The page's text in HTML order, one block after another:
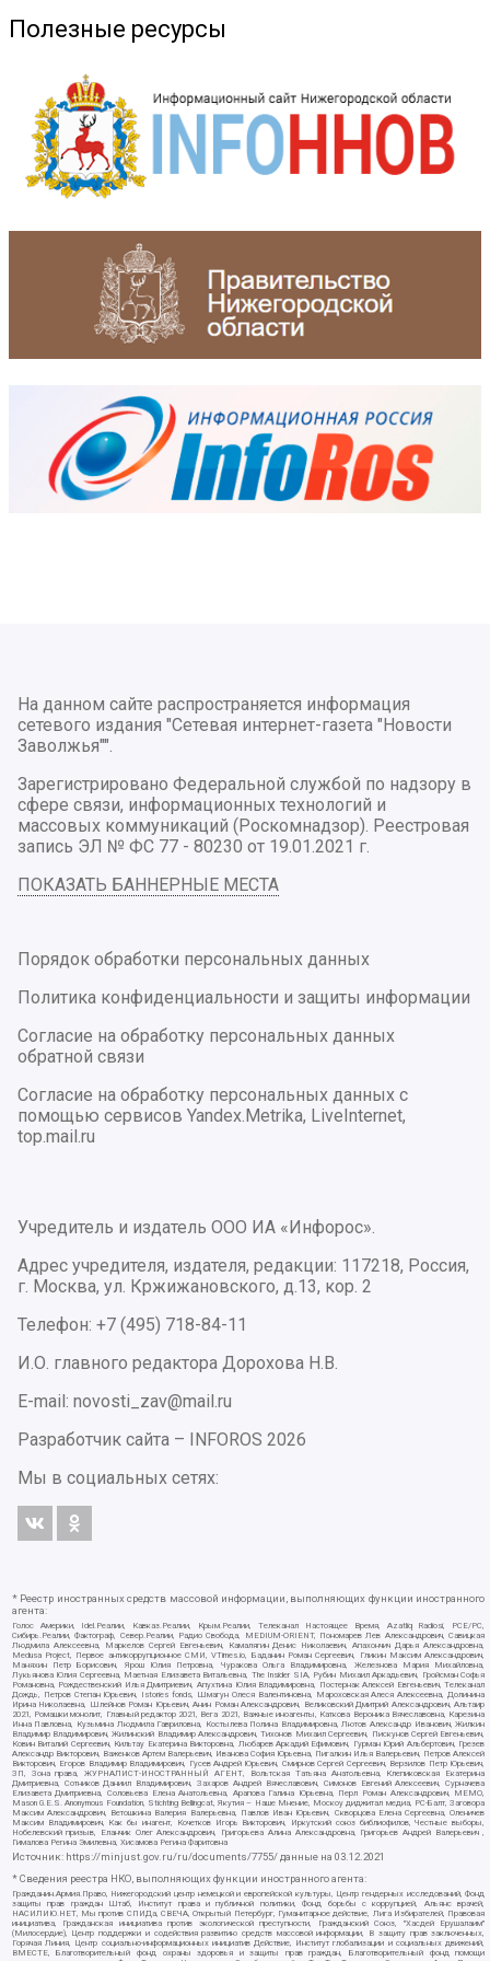
Полезные ресурсы
На данном сайте распространяется информация
сетевого издания "Сетевая интернет-газета "Новости
Заволжья"".
Зарегистрировано Федеральной службой по надзору в
сфере связи, информационных технологий и
массовых коммуникаций (Роскомнадзор). Реестровая
запись ЭЛ № ФС 77 - 80230 от 19.01.2021 г.
ПОКАЗАТЬ БАННЕРНЫЕ МЕСТА
Порядок обработки персональных данных
Политика конфиденциальности и защиты информации
Согласие на обработку персональных данных
обратной связи
Согласие на обработку персональных данных с
помощью сервисов Yandex.Metrika, LiveInternet,
top.mail.ru
Учредитель и издатель ООО ИА «Инфорос».
Адрес учредителя, издателя, редакции: 117218, Россия,
г. Москва, ул. Кржижановского, д.13, кор. 2
Телефон: +7 (495) 718-84-11
И.О. главного редактора Дорохова Н.В.
E-mail: novosti_zav@mail.ru
Разработчик сайта –
INFOROS 2026
Мы в социальных сетях:
* Реестр иностранных средств массовой информации, выполняющих функции иностранного
агента:
Голос Америки, Idel.Реалии, Кавказ.Реалии, Крым.Реалии, Телеканал Настоящее Время, Azatliq Radiosi, PCE/PC,
Сибирь.Реалии, Фактограф, Север.Реалии, Радио Свобода, MEDIUM-ORIENT, Пономарев Лев Александрович, Савицкая
Людмила Алексеевна, Маркелов Сергей Евгеньевич, Камалягин Денис Николаевич, Апахончич Дарья Александровна,
Medusa Project, Первое антикоррупционное СМИ, VTimes.io, Баданин Роман Сергеевич, Гликин Максим Александрович,
Маняхин Петр Борисович, Ярош Юлия Петровна, Чуракова Ольга Владимировна, Железнова Мария Михайловна,
Лукьянова Юлия Сергеевна, Маетная Елизавета Витальевна, The Insider SIA, Рубин Михаил Аркадьевич, Гройсман Софья
Романовна, Рождественский Илья Дмитриевич, Апухтина Юлия Владимировна, Постернак Алексей Евгеньевич, Телеканал
Дождь, Петров Степан Юрьевич, Istories fonds, Шмагун Олеся Валентиновна, Мароховская Алеся Алексеевна, Долинина
Ирина Николаевна, Шлейнов Роман Юрьевич, Анин Роман Александрович, Великовский Дмитрий Александрович, Альтаир
2021, Ромашки монолит, Главный редактор 2021, Вега 2021, Важные иноагенты, Каткова Вероника Вячеславовна, Карезина
Инна Павловна, Кузьмина Людмила Гавриловна, Костылева Полина Владимировна, Лютов Александр Иванович, Жилкин
Владимир Владимирович, Жилинский Владимир Александрович, Тихонов Михаил Сергеевич, Пискунов Сергей Евгеньевич,
Ковин Виталий Сергеевич, Кильтау Екатерина Викторовна, Любарев Аркадий Ефимович, Гурман Юрий Альбертович, Грезев
Александр Викторович, Важенков Артем Валерьевич, Иванова София Юрьевна, Пигалкин Илья Валерьевич, Петров Алексей
Викторович, Егоров Владимир Владимирович, Гусев Андрей Юрьевич, Смирнов Сергей Сергеевич, Верзилов Петр Юрьевич,
ЗП, Зона права, ЖУРНАЛИСТ-ИНОСТРАННЫЙ АГЕНТ, Вольтская Татьяна Анатольевна, Клепиковская Екатерина
Дмитриевна, Сотников Даниил Владимирович, Захаров Андрей Вячеславович, Симонов Евгений Алексеевич, Сурначева
Елизавета Дмитриевна, Соловьева Елена Анатольевна, Арапова Галина Юрьевна, Перл Роман Александрович, МЕМО,
Mason G.E.S. Anonymous Foundation, Stichting Bellingcat, Якутия – Наше Мнение, Москоу диджитал медиа, РС-Балт, Заговора
Максим Александрович, Ветошкина Валерия Валерьевна, Павлов Иван Юрьевич, Скворцова Елена Сергеевна, Оленичев
Максим Владимирович, Как бы инагент, Кочетков Игорь Викторович, Иркутский союз библиофилов, Честные выборы,
Нобелевский призыв, Еланчик Олег Александрович, Григорьева Алина Александровна, Григорьев Андрей Валерьевич ,
Гималова Регина Эмилевна, Хисамова Регина Фаритовна
Источник: https://minjust.gov.ru/ru/documents/7755/данные на 03.12.2021
* Сведения реестра НКО, выполняющих функции иностранного агента:
Гражданин.Армия.Право, Нижегородский центр немецкой и европейской культуры, Центр гендерных исследований, Фонд
защиты прав граждан Штаб, Институт права и публичной политики, Фонд борьбы с коррупцией, Альянс врачей,
НАСИЛИЮ.НЕТ, Мы против СПИДа, СВЕЧА, Открытый Петербург, Гуманитарное действие, Лига Избирателей, Правовая
инициатива, Гражданская инициатива против экологической преступности, Гражданский Союз, "Хасдей Ерушалаим"
(Милосердие), Центр поддержки и содействия развитию средств массовой информации, В защиту прав заключенных,
Горячая Линия, Центр социально-информационных инициатив Действие, Институт глобализации и социальных движений,
ВМЕСТЕ, Благотворительный фонд охраны здоровья и защиты прав граждан, Благотворительный фонд помощи